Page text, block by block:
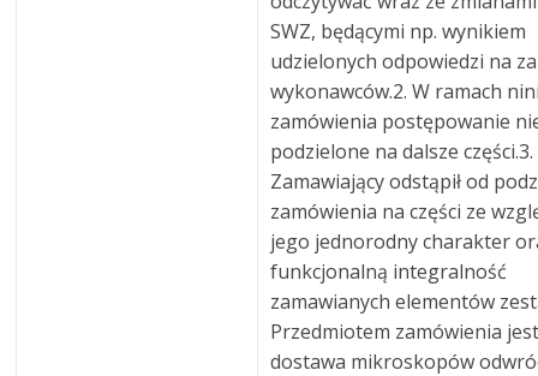
SWZ, będącymi np. wynikiem
udzielonych odpowiedzi na
wykonawców.2. W ramach
zamówienia postępowanie
podzielone na dalsze części.3.
Zamawiający odstąpił od
zamówienia na części ze
jego jednorodny charakter
funkcjonalną integralność
zamawianych elementów
Przedmiotem zamówienia
dostawa mikroskopów